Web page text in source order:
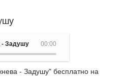
00:00
- Задушу
- Задушу" бесплатно на